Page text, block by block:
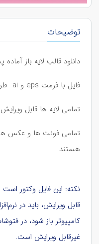
توضیحات
دانلود قالب لایه باز
فایل با فرمت eps و ai طراحی شده است
تمامی لایه ها قابل
تمامی فونت ها و عکس ها
هستند
نکته: این فایل وکتور است
کامپیوتر باز شود، در
غیرقابل ویرایش است.